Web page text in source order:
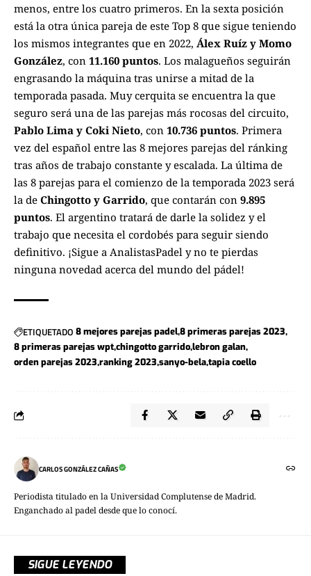
menos, entre los cuatro primeros. En la sexta posición
está la otra única pareja de este Top 8 que sigue teniendo
los mismos integrantes que en 2022, Álex Ruíz y Momo
González, con 11.160 puntos. Los malagueños seguirán
engrasando la máquina tras unirse a mitad de la
temporada pasada. Muy cerquita se encuentra la que
seguro será una de las parejas más rocosas del circuito,
Pablo Lima y Coki Nieto, con 10.736 puntos. Primera
vez del español entre las 8 mejores parejas del ránking
tras años de trabajo constante y escalada. La última de
las 8 parejas para el comienzo de la temporada 2023 será
la de Chingotto y Garrido, que contarán con 9.895
puntos. El argentino tratará de darle la solidez y el
trabajo que necesita el cordobés para seguir siendo
definitivo. ¡Sigue a AnalistasPadel y no te pierdas
ninguna novedad acerca del mundo del pádel!
ETIQUETADO 8 mejores parejas padel8 primeras parejas 2023
8 primeras parejas wptchingotto garridolebron galan
orden parejas 2023 ranking 2023 sanyo-belatapia coello
CARLOS GONZÁLEZ CAÑAS
Periodista titulado en la Universidad Complutense de Madrid.
Enganchado al padel desde que lo conocí.
SIGUE LEYENDO